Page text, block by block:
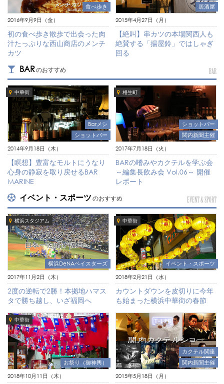
食べ歩き
2016年9月9日（金）
初の食べ歩き散歩で出会った肉
汁たっぷりな西山商店のメンチ
カツ
居酒屋
2015年4月27日（月）
【絶叫】串カツの本場関西人も
絶賛する「揚屋鈴」ではしゃぎ
回る
BARのおすすめ BAR
中華街
Barメシ
ショットバー
2014年9月18日（木）
【瞑想】豊富なモルトにうなり
心身の静寂を取り戻せるBAR
MARINE
相生町
ショットバー
関内新聞主催
2017年7月18日（火）
BARの嗜みやカクテルを学ぶ会
～編集長飲み会 Vol.06～ 開催
レポート
イベント・スポーツ のおすすめ EVENT & SPORT
横浜スタジアム
横浜DeNAベイスターズ
2017年11月2日（木）
2度の逆転で2勝！本拠地ハマス
タで勝ち越し、いざ福岡へ
中華街
イベント・スポーツ
2018年2月21日（水）
カウントダウンを皮切りに今年
も始まった横浜中華街の春節
中華街
お祭り（御神輿）
2018年10月11日（木）
カクテル関連
関内新聞主催
2015年5月18日（月）